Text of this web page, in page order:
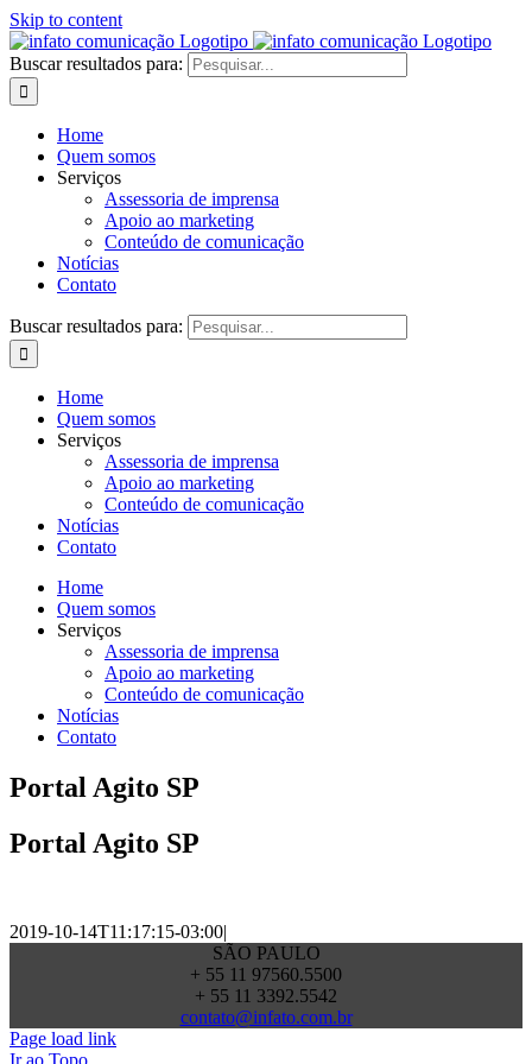
Skip to content
Buscar resultados para:
Home
Quem somos
Serviços
Assessoria de imprensa
Apoio ao marketing
Conteúdo de comunicação
Notícias
Contato
Buscar resultados para:
Home
Quem somos
Serviços
Assessoria de imprensa
Apoio ao marketing
Conteúdo de comunicação
Notícias
Contato
Home
Quem somos
Serviços
Assessoria de imprensa
Apoio ao marketing
Conteúdo de comunicação
Notícias
Contato
Portal Agito SP
Portal Agito SP
2019-10-14T11:17:15-03:00|
SÃO PAULO
+ 55 11 97560.5500
+ 55 11 3392.5542
contato@infato.com.br
Page load link
Ir ao Topo